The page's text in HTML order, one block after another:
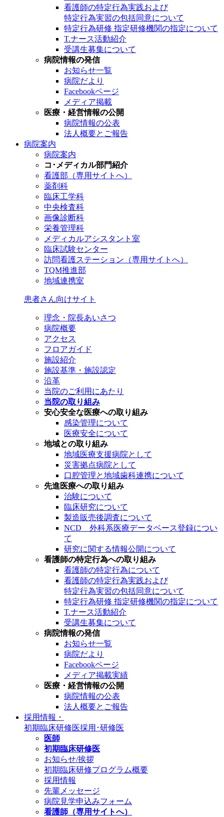
看護師の特定行為実践および
特定行為実習の包括同意について
特定行為研修 指定研修機関の指定について
T.ナース活動紹介
受講生募集について
病院情報の発信
お知らせ一覧
病院だより
Facebookページ
メディア掲載
医療・経営情報の公開
病院情報の公表
法人概要とご報告
病院案内
病院案内
コ･メディカル部門紹介
看護部（専用サイトへ）
薬剤科
臨床工学科
中央検査科
画像診断科
栄養管理科
メディカルアシスタント室
臨床試験センター
訪問看護ステーション（専用サイトへ）
TQM推進部
地域連携室
患者さん向けサイト
理念・院長あいさつ
病院概要
アクセス
フロアガイド
施設紹介
施設基準・施設認定
沿革
当院のご利用にあたり
当院の取り組み
安心安全な医療への取り組み
感染管理について
医療安全について
地域との取り組み
地域医療支援病院として
災害拠点病院として
口腔管理と地域歯科連携について
先進医療への取り組み
治験について
臨床研究について
製造販売後調査について
NCD 外科系医療データベース登録につい
て
研究に関する情報公開について
看護師の特定行為への取り組み
看護師の特定行為について
看護師の特定行為実践および
特定行為実習の包括同意について
特定行為研修 指定研修機関の指定について
T.ナース活動紹介
受講生募集について
病院情報の発信
お知らせ一覧
病院だより
Facebookページ
メディア掲載実績
医療・経営情報の公開
病院情報の公表
法人概要とご報告
採用情報・
初期臨床研修医採用･研修医
医師
初期臨床研修医
お知らせ/挨拶
初期臨床研修プログラム概要
採用情報
先輩メッセージ
病院見学申込みフォーム
看護師（専用サイトへ）